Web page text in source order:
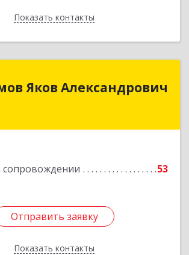
Показать контакты
Назад
Яков Александрович
сопровождении 53
Отправить заявку
Показать контакты
Отправить заявку
Назад